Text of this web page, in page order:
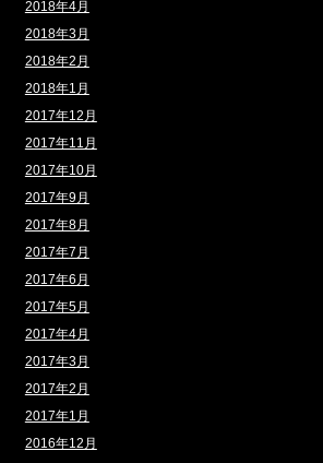
2018年4月
2018年3月
2018年2月
2018年1月
2017年12月
2017年11月
2017年10月
2017年9月
2017年8月
2017年7月
2017年6月
2017年5月
2017年4月
2017年3月
2017年2月
2017年1月
2016年12月